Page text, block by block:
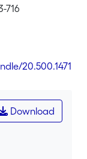
716
20.500.1471
Download